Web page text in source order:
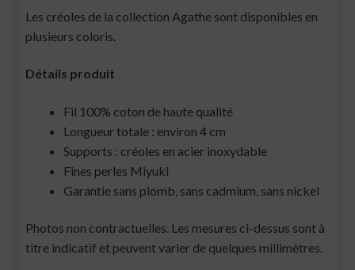
Les créoles de la collection Agathe sont disponibles en
plusieurs coloris.
Détails produit
Fil 100% coton de haute qualité
Longueur totale : environ 4 cm
Supports : créoles en acier inoxydable
Fines perles Miyuki
Garantie sans plomb, sans cadmium, sans nickel
Photos non contractuelles. Les mesures ci-dessus sont à
titre indicatif et peuvent varier de quelques millimètres.